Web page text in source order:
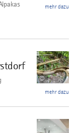
mehr dazu
©
mehr dazu